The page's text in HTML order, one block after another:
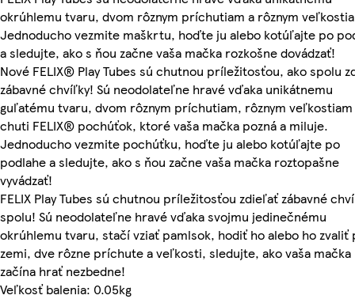
okrúhlemu tvaru, dvom rôznym príchutiam a rôznym
Jednoducho vezmite maškrtu, hoďte ju alebo kotúľajte po
a sledujte, ako s ňou začne vaša mačka rozkošne dovádzať!
Nové FELIX® Play Tubes sú chutnou príležitosťou, ako spolu
zábavné chvíľky! Sú neodolateľne hravé vďaka unikátnemu
guľatému tvaru, dvom rôznym príchutiam, rôznym veľkostiam
chuti FELIX® pochúťok, ktoré vaša mačka pozná a miluje.
Jednoducho vezmite pochúťku, hoďte ju alebo kotúľajte po
podlahe a sledujte, ako s ňou začne vaša mačka roztopašne
vyvádzať!
FELIX Play Tubes sú chutnou príležitosťou zdieľať zábavné
spolu! Sú neodolateľne hravé vďaka svojmu jedinečnému
okrúhlemu tvaru, stačí vziať pamlsok, hodiť ho alebo ho zvaliť
zemi, dve rôzne príchute a veľkosti, sledujte, ako vaša mačka
začína hrať nezbedne!
Veľkosť balenia: 0.05kg